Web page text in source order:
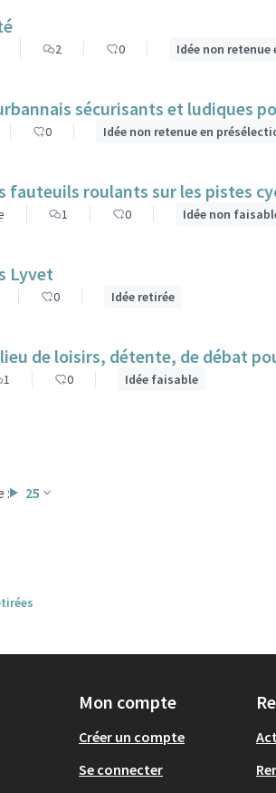
2 0 Idée non
sécurisants et ludiques
0 Idée non retenue en
fauteuils roulants sur les pistes
1 0 Idée non
Lyvet
0 Idée retirée
1 0 Idée faisable
: 25
Mon compte
Créer un compte
Se connecter